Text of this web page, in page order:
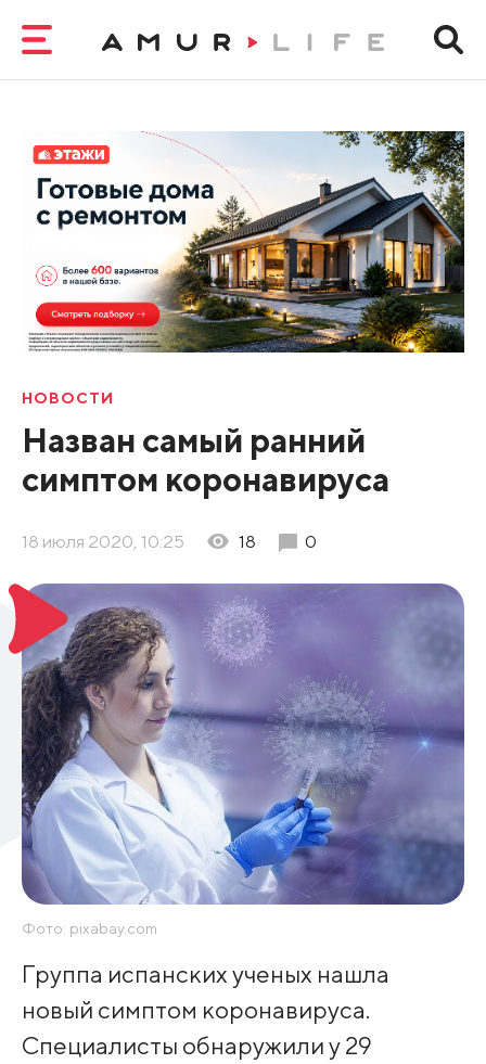
НОВОСТИ
Назван самый ранний
симптом коронавируса
18 июля 2020, 10:25 18 0
Фото: pixabay.com
Группа испанских ученых нашла
новый симптом коронавируса.
Специалисты обнаружили у 29